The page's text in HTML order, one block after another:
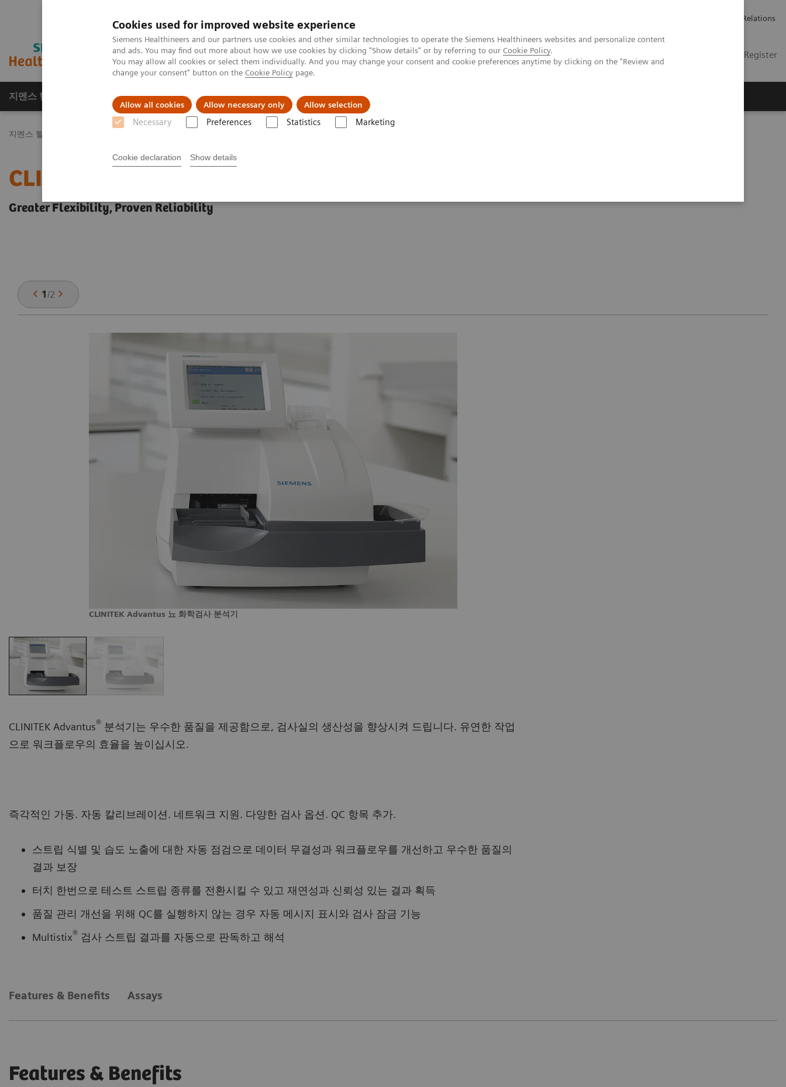
Cookies used for improved website experience
Siemens Healthineers and our partners use cookies and other similar technologies to operate the Siemens Healthineers websites and personalize content
and ads. You may find out more about how we use cookies by clicking "Show details" or by referring to our Cookie Policy.
You may allow all cookies or select them individually. And you may change your consent and cookie preferences anytime by clicking on the "Review and
change your consent" button on the Cookie Policy page.
Allow all cookies Allow necessary only Allow selection
Necessary Preferences Statistics Marketing
Cookie declaration Show details
Investor Relations
Login / Register
지멘스 헬시니어스(주) 채용 주요 제품 및 서비스
지멘스 헬시니어스(주)
CLINITEK Advantus Urine Chemistry Analyzer
Greater Flexibility, Proven Reliability
1/2
CLINITEK Advantus 뇨 화학검사 분석기
CLINITEK Advantus® 분석기는 우수한 품질을 제공함으로, 검사실의 생산성을 향상시켜 드립니다. 유연한 작업
으로 워크플로우의 효율을 높이십시오.
즉각적인 가동. 자동 칼리브레이션. 네트워크 지원. 다양한 검사 옵션. QC 항목 추가.
스트립 식별 및 습도 노출에 대한 자동 점검으로 데이터 무결성과 워크플로우를 개선하고 우수한 품질의
결과 보장
터치 한번으로 테스트 스트립 종류를 전환시킬 수 있고 재연성과 신뢰성 있는 결과 획득
품질 관리 개선을 위해 QC를 실행하지 않는 경우 자동 메시지 표시와 검사 잠금 기능
Multistix® 검사 스트립 결과를 자동으로 판독하고 해석
Features & Benefits Assays
Features & Benefits